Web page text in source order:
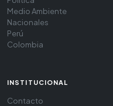
Medio Ambiente
Nacionales
Perú
Colombia
INSTITUCIONAL
Contacto